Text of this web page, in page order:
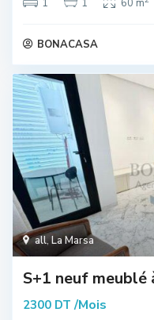
1 1 60 m
BONACASA
all,La Marsa
S+1 neuf meublé
2300 DT /Mois